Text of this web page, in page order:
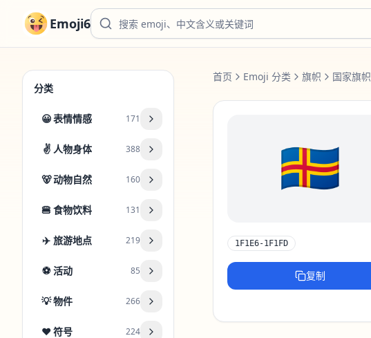
Emoji6
分类
😀表情情感 171
✌️ 人物身体 388
🐻动物自然 160
🍔 食物饮料 131
✈️ 旅游地点 219
⚽ 活动 85
💡物件 266
❤️符号 224
首页 Emoji 分类 旗帜 国家旗帜
🇦🇽
1F1E6-1F1FD
复制